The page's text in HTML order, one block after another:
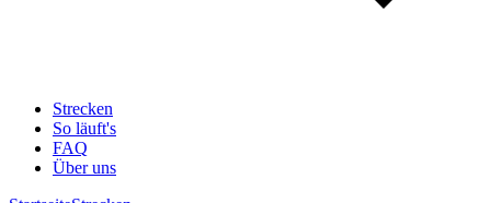
Strecken
So läuft's
FAQ
Über uns